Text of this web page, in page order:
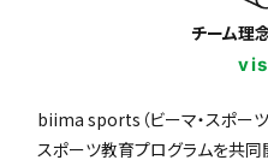
チーム理
biima sports（ビーマ・スポー
スポーツ教育プログラムを共同